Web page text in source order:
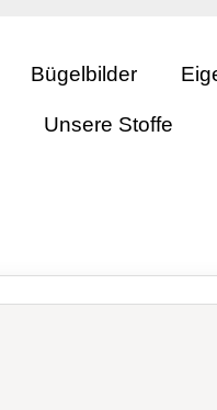
Bügelbilder
Unsere Stoffe